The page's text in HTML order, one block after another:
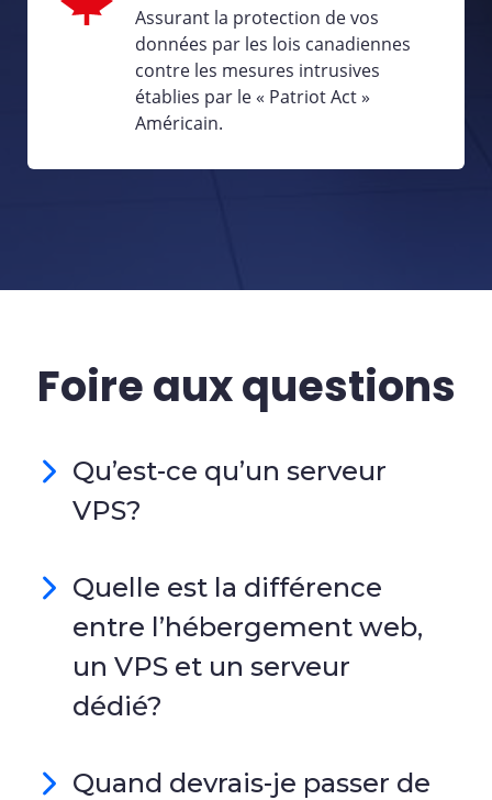
Assurant la protection de vos
données par les lois canadiennes
contre les mesures intrusives
établies par le « Patriot Act »
Américain.
Foire aux questions
Qu’est-ce qu’un serveur
VPS?
Quelle est la différence
entre l’hébergement web,
un VPS et un serveur
dédié?
Quand devrais-je passer de